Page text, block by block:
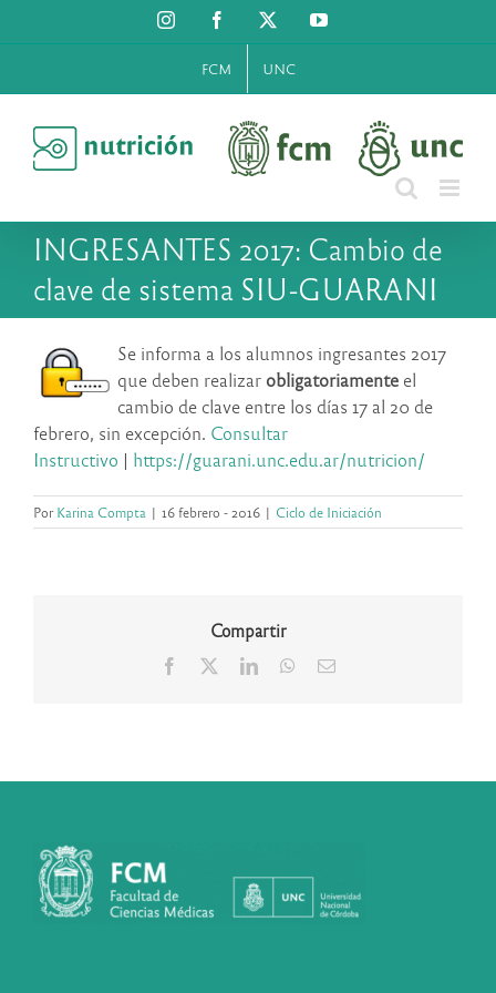
al
InstagramFacebook YouTube
FCM UNC
INGRESANTES 2017: Cambio de
clave de sistema SIU-GUARANI
Se informa a los alumnos ingresantes 2017
que deben realizar obligatoriamente el
cambio de clave entre los días 17 al 20 de
febrero, sin excepción. Consultar
Instructivo | https://guarani.unc.edu.ar/nutricion/
PorKarina Compta | 16 febrero - 2016 | Ciclo de Iniciación
Compartir
Facebook LinkedInWhatsApp
Correo